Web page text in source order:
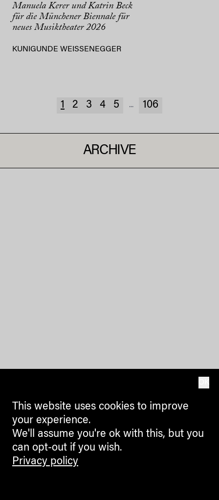
Manuela Kerer und Katrin Beck
für die Münchener Biennale für
neues Musiktheater 2026
KUNIGUNDE WEISSENEGGER
1 2 3 4 5 ... 106
ARCHIVE
This website uses cookies to improve
your experience.
We'll assume you're ok with this, but you
can opt-out if you wish.
Privacy policy